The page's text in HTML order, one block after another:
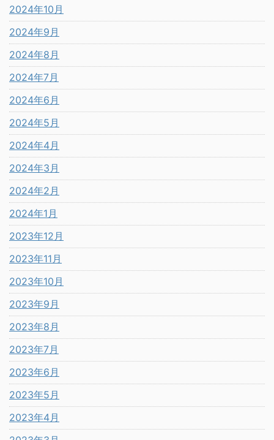
2024年10月
2024年9月
2024年8月
2024年7月
2024年6月
2024年5月
2024年4月
2024年3月
2024年2月
2024年1月
2023年12月
2023年11月
2023年10月
2023年9月
2023年8月
2023年7月
2023年6月
2023年5月
2023年4月